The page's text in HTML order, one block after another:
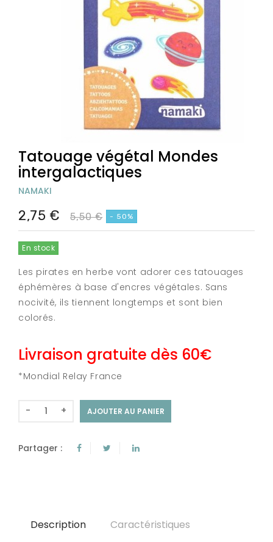
Tatouage végétal Mondes
intergalactiques
NAMAKI
2,75 € 5,50 € - 50%
En stock
Les pirates en herbe vont adorer ces tatouages
éphémères à base d'encres végétales. Sans
nocivité, ils tiennent longtemps et sont bien
colorés.
Livraison gratuite dès 60€
*Mondial Relay France
+
- AJOUTER AU PANIER
Partager :
Description Caractéristiques